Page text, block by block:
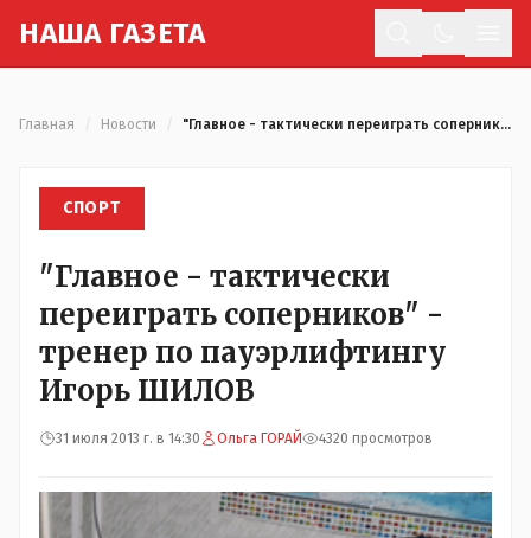
НАША ГАЗЕТА
Главная Новости "Главное - тактически переиграть соперников" - тренер по пауэрлифтингу Игорь ШИЛОВ
СПОРТ
"Главное - тактически
переиграть соперников" -
тренер по пауэрлифтингу
Игорь ШИЛОВ
31 июля 2013 г. в 14:30 Ольга ГОРАЙ 4320 просмотров